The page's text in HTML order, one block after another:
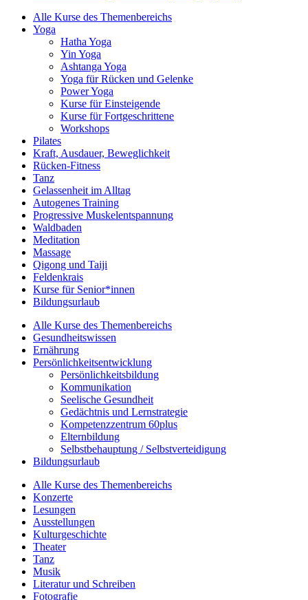
Alle Kurse des Themenbereichs
Yoga
Hatha Yoga
Yin Yoga
Ashtanga Yoga
Yoga für Rücken und Gelenke
Power Yoga
Kurse für Einsteigende
Kurse für Fortgeschrittene
Workshops
Pilates
Kraft, Ausdauer, Beweglichkeit
Rücken-Fitness
Tanz
Gelassenheit im Alltag
Autogenes Training
Progressive Muskelentspannung
Waldbaden
Meditation
Massage
Qigong und Taiji
Feldenkrais
Kurse für Senior*innen
Bildungsurlaub
Alle Kurse des Themenbereichs
Gesundheitswissen
Ernährung
Persönlichkeitsentwicklung
Persönlichkeitsbildung
Kommunikation
Seelische Gesundheit
Gedächtnis und Lernstrategie
Kompetenzzentrum 60plus
Elternbildung
Selbstbehauptung / Selbstverteidigung
Bildungsurlaub
Alle Kurse des Themenbereichs
Konzerte
Lesungen
Ausstellungen
Kulturgeschichte
Theater
Tanz
Musik
Literatur und Schreiben
Fotografie